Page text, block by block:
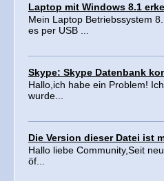
Laptop mit Windows 8.1
Mein Laptop Betriebssystem
es per USB ...
Skype: Skype Datenbank
Hallo,ich habe ein Problem!
wurde...
Die Version dieser Datei ist
Hallo liebe Community,Seit
öf...